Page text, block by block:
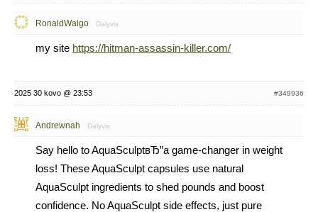
RonaldWaigo Dalyvis
my site https://hitman-assassin-killer.com/
2025 30 kovo @ 23:53 #349936
Andrewnah Dalyvis
Say hello to AquaSculptвЂ”a game-changer in weight
loss! These AquaSculpt capsules use natural
AquaSculpt ingredients to shed pounds and boost
confidence. No AquaSculpt side effects, just pure